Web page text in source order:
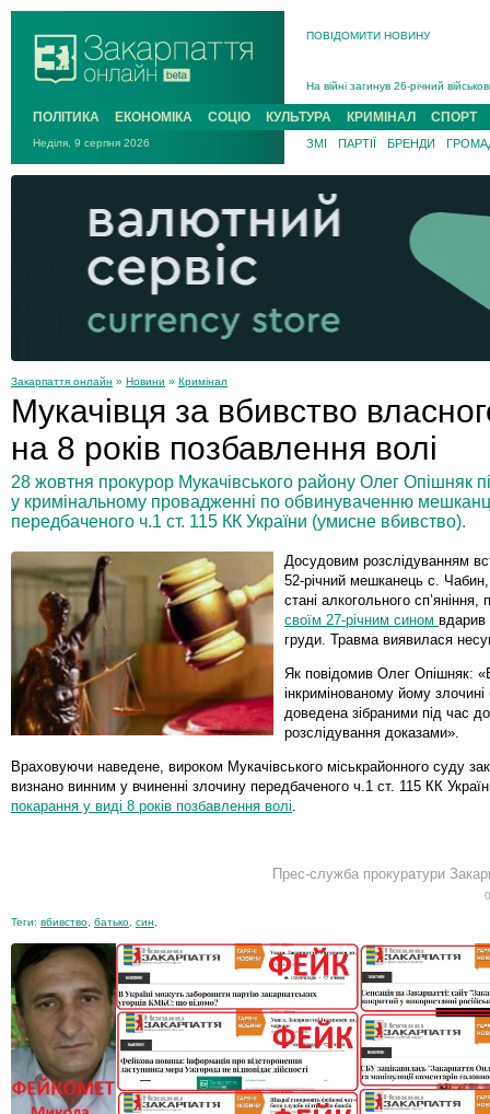
ПОВІДОМИТИ НОВИНУ
Підтвердили загибель
На війні загинув 26-річний
ПОЛІТИКА ЕКОНОМІКА СОЦІО КУЛЬТУРА КРИМІНАЛ СПОРТ
Неділя, 9 серпня 2026 ЗМІ ПАРТІЇ БРЕНДИ
Закарпаття онлайн » Новини » Кримінал
Мукачівця за вбивство
на 8 років позбавлення волі
28 жовтня прокурор Мукачівського району Олег Опішняк
у кримінальному провадженні по обвинуваченню
передбаченого ч.1 ст. 115 КК України (умисне вбивство).
Досудовим розслідуванням
52-річний мешканець с.
стані алкогольного сп’яніння,
своїм 27-річним сином вдарив
груди. Травма виявилася
Як повідомив Олег Опішняк:
інкримінованому йому
доведена зібраними під час
розслідування доказами».
Враховуючи наведене, вироком Мукачівського міськрайонного суду
визнано винним у вчиненні злочину передбаченого ч.1 ст. 115 КК
покарання у виді 8 років позбавлення волі
Прес-служба прокуратури
Теги: вбивство батько син